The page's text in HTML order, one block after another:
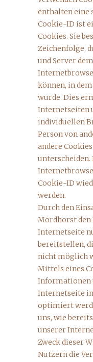
enthalten eine
Cookie-ID ist
Cookies. Sie
Zeichenfolge,
und Server
können, in
wurde. Dies
Internetseiten
individuellen
Person von
andere
Cookie-ID
werden.
Durch den
Mordhorst
Internetseite
bereitstellen,
nicht möglich
Mittels eines
Informationen
Internetseite
optimiert
uns, wie
unserer
Zweck dieser
Nutzern die